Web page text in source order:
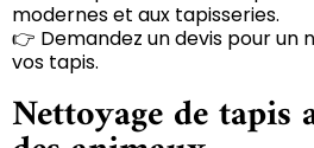
modernes et aux tapisseries.
👉 Demandez un devis pour
vos tapis.
Nettoyage de tapis